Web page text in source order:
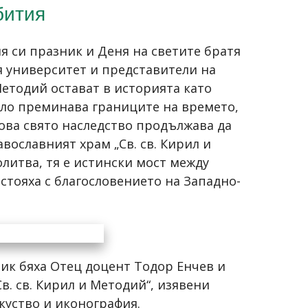
си празник и Деня на светите братя
и представители на
остават в историята като
преминава границите на времето,
свято наследство продължава да
храм „Св. св. Кирил и
тя е истински мост между
с благословението на Западно-
бяха Отец доцент Тодор Енчев и
св. Кирил и Методий“, изявени
и иконография.